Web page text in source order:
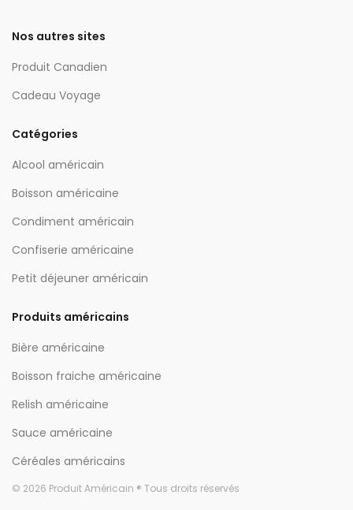
Nos autres sites
Produit Canadien
Cadeau Voyage
Catégories
Alcool américain
Boisson américaine
Condiment américain
Confiserie américaine
Petit déjeuner américain
Produits américains
Bière américaine
Boisson fraiche américaine
Relish américaine
Sauce américaine
Céréales américains
© 2026 Produit Américain ® Tous droits réservés